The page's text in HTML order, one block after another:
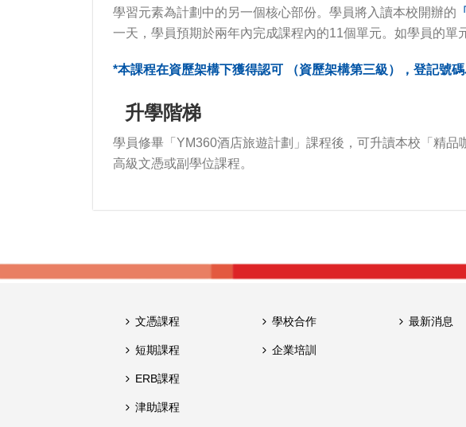
學習元素為計劃中的另一個核心部份。學員將入讀本校開辦的
一天，學員預期於兩年內完成課程內的11個單元。如學員的單
*本課程在資歷架構下獲得認可 （資歷架構第三級），登記號
升學階梯
學員修畢「YM360酒店旅遊計劃」課程後，可升讀本校「精
高級文憑或副學位課程。
文憑課程
短期課程
ERB課程
津助課程
學校合作
企業培訓
最新消息